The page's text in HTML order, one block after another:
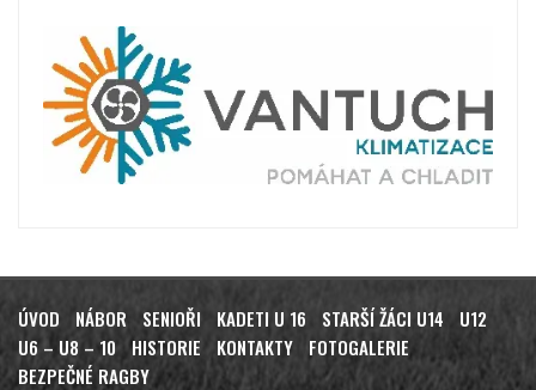
ÚVOD NÁBOR SENIOŘI KADETI U 16 STARŠÍ ŽÁCI U14
U12
U6 – U8 – 10 HISTORIE KONTAKTY
FOTOGALERIE
BEZPEČNÉ RAGBY